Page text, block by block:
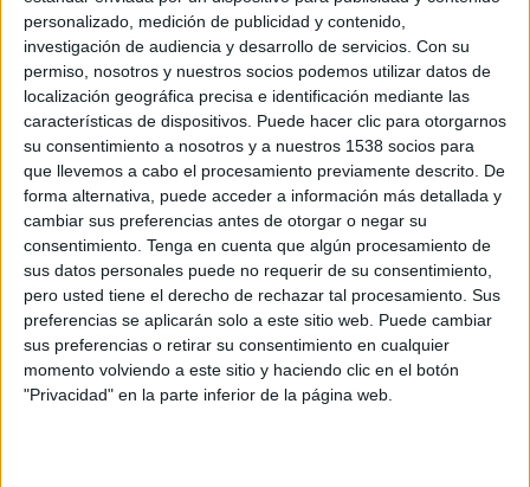
personalizado, medición de publicidad y contenido,
investigación de audiencia y desarrollo de servicios. Con su
permiso, nosotros y nuestros socios podemos utilizar datos de
localización geográfica precisa e identificación mediante las
características de dispositivos. Puede hacer clic para otorgarnos
su consentimiento a nosotros y a nuestros 1538 socios para
que llevemos a cabo el procesamiento previamente descrito. De
forma alternativa, puede acceder a información más detallada y
cambiar sus preferencias antes de otorgar o negar su
consentimiento. Tenga en cuenta que algún procesamiento de
sus datos personales puede no requerir de su consentimiento,
pero usted tiene el derecho de rechazar tal procesamiento. Sus
preferencias se aplicarán solo a este sitio web. Puede cambiar
sus preferencias o retirar su consentimiento en cualquier
momento volviendo a este sitio y haciendo clic en el botón
"Privacidad" en la parte inferior de la página web.
Trinidad, donde se ha habilitado, hasta el próximo
28 de abril, un novedoso “Claustro de Lectura”,
abierto en horario de la Oficina de Turismo,
mientras que en el claustro del Palacio de Pedro I,
se puede acudir a la mesa de intercambio de
libros “El uno por el otro”, así como recorrer la
exposición de los distintos carteles del Día del
Libro realizados por la Junta de Comunidades de
Castilla-La Mancha (hasta el 29 de abril). En
cuanto a la Biblioteca Municipal, puede
encontrarse allí una selección de títulos de
autoras galardonadas con el Premio Cervantes,
así como una recopilación de Quijotes Infantiles,